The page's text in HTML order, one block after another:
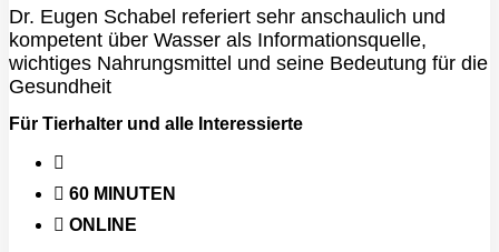
Dr. Eugen Schabel referiert sehr anschaulich und
kompetent über Wasser als Informationsquelle,
wichtiges Nahrungsmittel und seine Bedeutung für die
Gesundheit
Für Tierhalter und alle Interessierte
60 MINUTEN
ONLINE